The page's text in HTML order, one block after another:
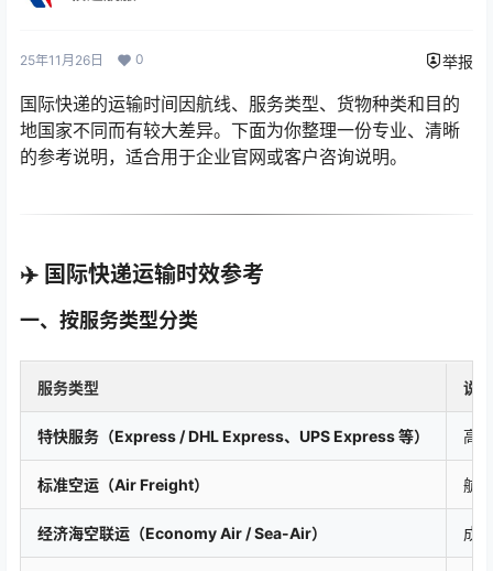
25年11月26日 0 举报
国际快递的运输时间因航线、服务类型、货物种类和目的
地国家不同而有较大差异。下面为你整理一份专业、清晰
的参考说明，适合用于企业官网或客户咨询说明。
✈️ 国际快递运输时效参考
一、按服务类型分类
服务类型 说明
特快服务（Express / DHL Express、UPS Express 等） 高
标准空运（Air Freight） 航
经济海空联运（Economy Air / Sea-Air） 成